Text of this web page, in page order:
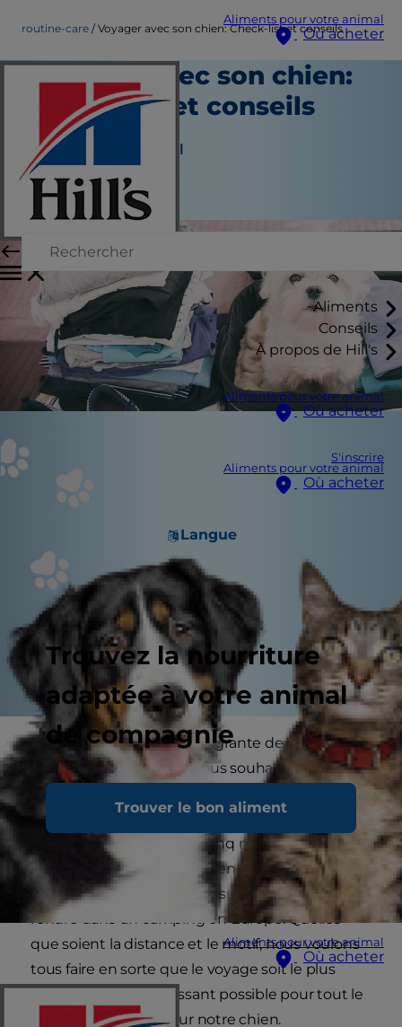
Aliments pour votre animal
Où acheter
Aliments
Conseils
À propos de Hill's
Aliments pour votre animal
Où acheter
S'inscrire
Aliments pour votre animal
Où acheter
Langue
Trouvez la nourriture
adaptée à votre animal
de compagnie
Trouver le bon aliment
Aliments pour votre animal
Où acheter
routine-care Voyager avec son chien: Check-list et conseils
Voyager avec son chien:
Check-list et conseils
Soins du quotidien
Auteur du personnel
|
Septembre 03, 2024
Notre chien fait partie intégrante de la famille et
il est donc naturel que nous souhaitions qu’il
soit avec nous le plus souvent possible. Cela
signifie parfois qu’il doit voyager avec nous. Il
peut s’agir d’un trajet de cinq minutes pour aller
dans les bois pour sa promenade préférée ou
d’un voyage de deux jours sur la route pour se
rendre dans un camping en Europe. Quelles
que soient la distance et le motif, nous voulons
tous faire en sorte que le voyage soit le plus
facile et le moins stressant possible pour tout le
monde, y compris pour notre chien.